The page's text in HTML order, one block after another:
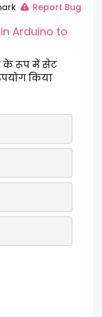
Report Bug
Arduino to
के रूप में सेट
किया